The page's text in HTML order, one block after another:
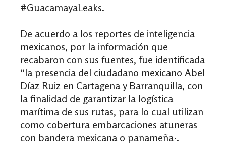
#GuacamayaLeaks.
De acuerdo a los reportes de inteligencia
mexicanos, por la información que
recabaron con sus fuentes, fue identificada
“la presencia del ciudadano mexicano Abel
Díaz Ruiz en Cartagena y Barranquilla, con
la finalidad de garantizar la logística
marítima de sus rutas, para lo cual utilizan
como cobertura embarcaciones atuneras
con bandera mexicana o panameña·.